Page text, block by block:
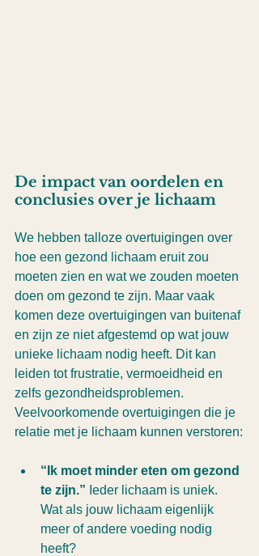
De impact van oordelen en
conclusies over je lichaam
We hebben talloze overtuigingen over
hoe een gezond lichaam eruit zou
moeten zien en wat we zouden moeten
doen om gezond te zijn. Maar vaak
komen deze overtuigingen van buitenaf
en zijn ze niet afgestemd op wat jouw
unieke lichaam nodig heeft. Dit kan
leiden tot frustratie, vermoeidheid en
zelfs gezondheidsproblemen.
Veelvoorkomende overtuigingen die je
relatie met je lichaam kunnen verstoren:
“Ik moet minder eten om gezond
te zijn.” Ieder lichaam is uniek.
Wat als jouw lichaam eigenlijk
meer of andere voeding nodig
heeft?